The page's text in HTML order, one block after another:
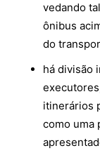
vedando
ônibus
do
há divisão
itinerários
como uma